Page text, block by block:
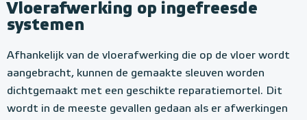
Vloerafwerking op ingefreesde
systemen
Afhankelijk van de vloerafwerking die op de vloer wordt
aangebracht, kunnen de gemaakte sleuven worden
dichtgemaakt met een geschikte reparatiemortel. Dit
wordt in de meeste gevallen gedaan als er afwerkingen